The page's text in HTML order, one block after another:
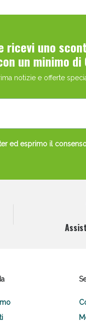
ricevi uno
un minimo
notizie e offerte
ed esprimo il